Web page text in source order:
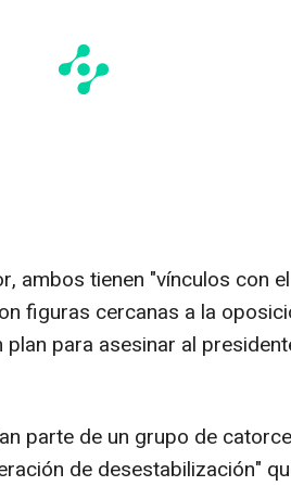
ambos tienen "vínculos con
figuras cercanas a la
para asesinar al
parte de un grupo de
de desestabilización"